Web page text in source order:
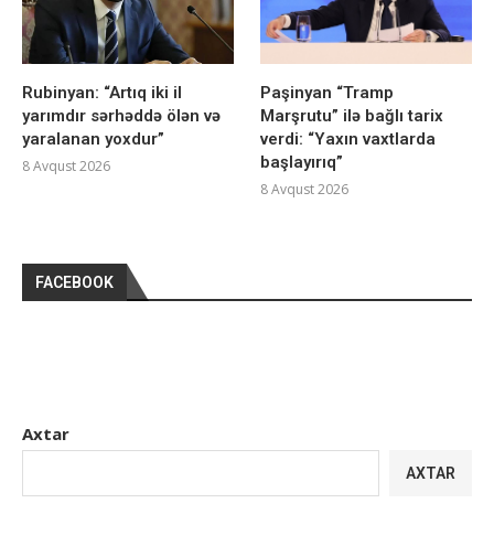
Rubinyan: “Artıq iki il
yarımdır sərhəddə ölən və
yaralanan yoxdur”
8 Avqust 2026
Paşinyan “Tramp
Marşrutu” ilə bağlı tarix
verdi: “Yaxın vaxtlarda
başlayırıq”
8 Avqust 2026
FACEBOOK
Axtar
AXTAR